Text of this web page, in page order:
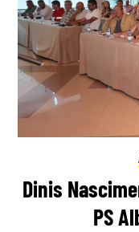
Dinis
PS